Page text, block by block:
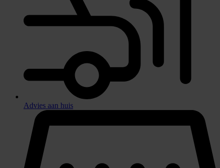
Advies aan huis